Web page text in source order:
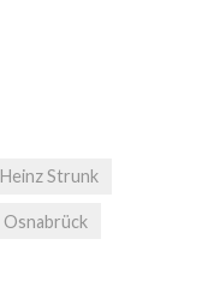
Heinz Strunk
Osnabrück